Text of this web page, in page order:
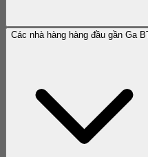
Các nhà hàng hàng đầu gần Ga